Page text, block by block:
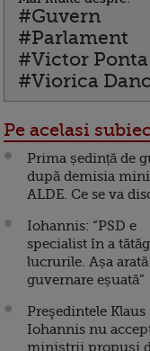
#Guvern
#Parlament
#Victor Ponta
#Viorica
Pe acelasi
Prima ședință de
după demisia
ALDE. Ce se va
Iohannis: “PSD e
specialist în a
lucrurile. Așa
guvernare eșuată”
Preşedintele Klaus
Iohannis nu
miniștrii propuși